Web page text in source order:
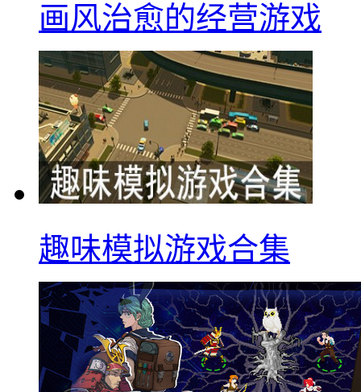
画风治愈的经营游戏
趣味模拟游戏合集